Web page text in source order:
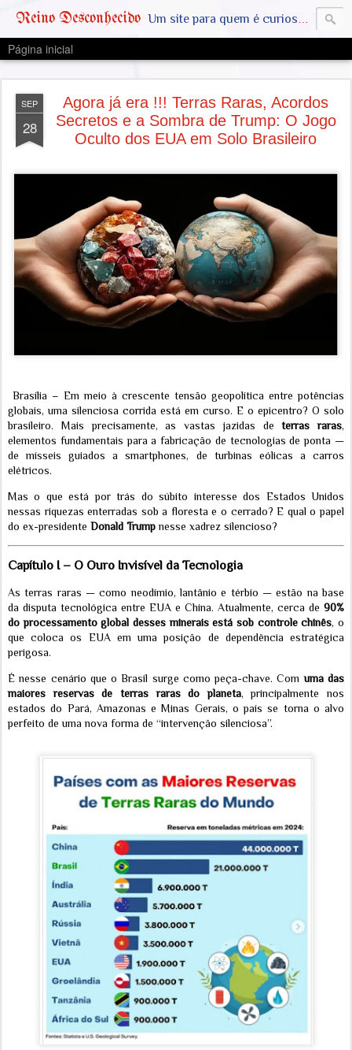
Reino Desconhecido Um site para quem é curioso e também quer estar ciente das notícias que geralmente não aparecem na grande mídia. Abram a mente, pensem fora da caixinha. SAIAM DA MATRIX !! A VERDADE ESTÁ LA FORA
Página inicial
SEP
28
Agora já era !!! Terras Raras, Acordos
Secretos e a Sombra de Trump: O Jogo
Oculto dos EUA em Solo Brasileiro
Brasília – Em meio à crescente tensão geopolítica entre potências
globais, uma silenciosa corrida está em curso. E o epicentro? O solo
brasileiro. Mais precisamente, as vastas jazidas deterras raras,
elementos fundamentais para a fabricação de tecnologias de ponta —
de mísseis guiados a smartphones, de turbinas eólicas a carros
elétricos.
Mas o que está por trás do súbito interesse dos Estados Unidos
nessas riquezas enterradas sob a floresta e o cerrado? E qual o papel
do ex-presidente Donald Trumpnesse xadrez silencioso?
Capítulo I – O Ouro Invisível da Tecnologia
As terras raras — como neodímio, lantânio e térbio — estão na base
da disputa tecnológica entre EUA e China. Atualmente, cerca de 90%
do processamento global desses minerais está sob controle chinês, o
que coloca os EUA em uma posição de dependência estratégica
perigosa.
É nesse cenário que o Brasil surge como peça-chave. Comuma das
maiores reservas de terras raras do planeta, principalmente nos
estados do Pará, Amazonas e Minas Gerais, o país se torna o alvo
perfeito de uma nova forma de “intervenção silenciosa”.